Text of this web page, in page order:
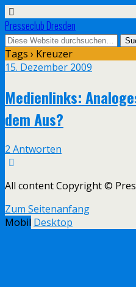
Presseclub Dresden
Tags › Kreuzer
15. Dezember 2009
Medienlinks:
dem Aus?
2 Antworten
All content Copyright ©
Zum Seitenanfang
Mobil Desktop